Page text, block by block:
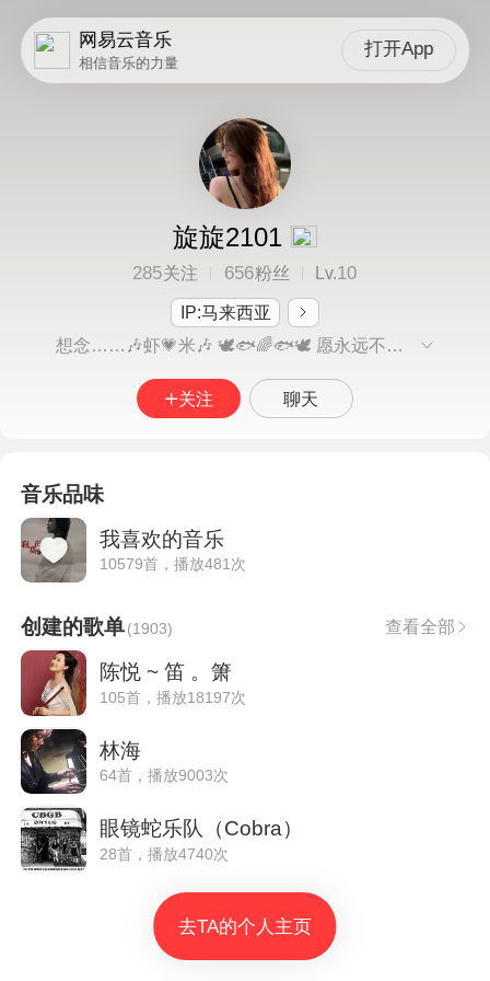
网易云音乐
相信音乐的力量
打开App
旋旋2101
285关注 656粉丝 Lv.10
IP:马来西亚
想念……🎶虾💗米🎶 🕊️🐟🌈🐟🕊️ 愿永远不丢弃 自己的信仰 翘首着 张望着 同一个骄阳 如果没有穿过 夜晚的街巷 那又怎么到达 黎明的希望 我们 一起等着 等着那束光 让我们 一起驱散 这无尽虚妄 不必彷徨 每次经历 都是命运的告白 不必迷茫 每个脚印 都有玫瑰的盛开 世界之大 行途不晚 只需要用心等待 岁月之长 总会有 山海为你奔赴来 🕊️🐟🌈🐟🕊️
关注 聊天
音乐品味
我喜欢的音乐
10579首，播放481次
创建的歌单(1903) 查看全部
陈悦 ~ 笛 。箫
105首，播放18197次
林海
64首，播放9003次
眼镜蛇乐队（Cobra）
28首，播放4740次
去TA的个人主页